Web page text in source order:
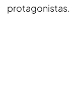
protagonistas.